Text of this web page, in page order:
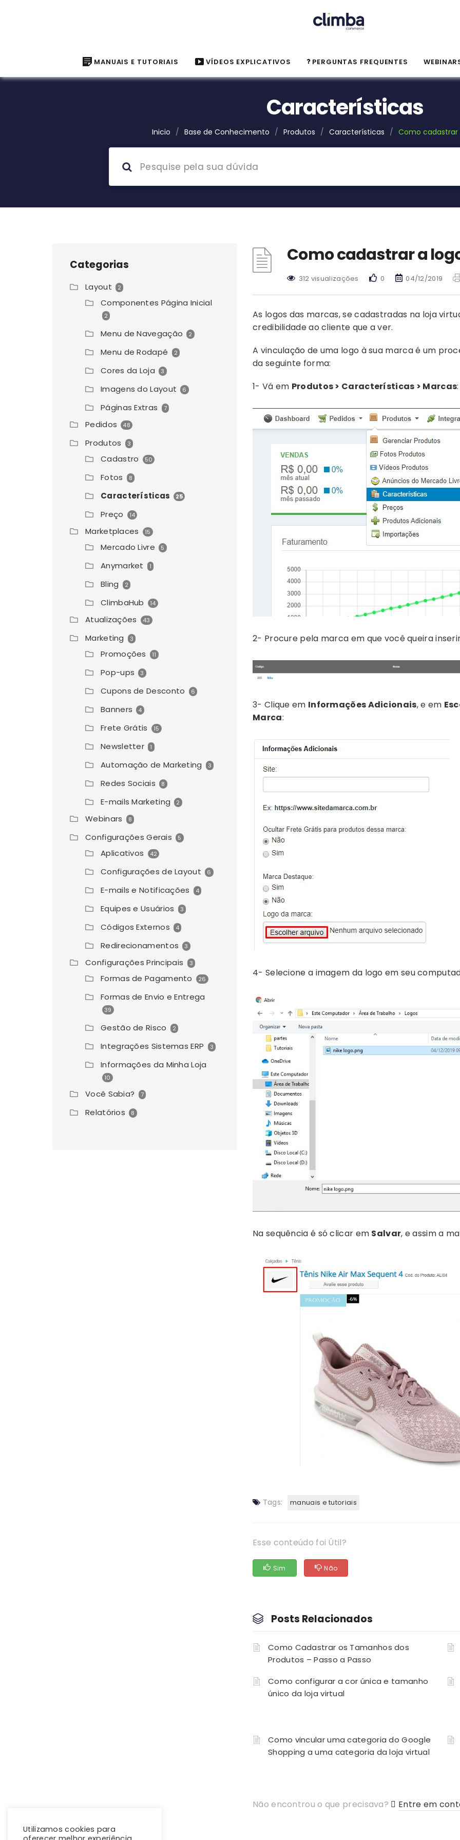
MANUAIS E TUTORIAIS VÍDEOS EXPLICATIVOS PERGUNTAS FREQUENTES
Características
Inicio / Base de Conhecimento / Produtos / Características / Como
Categorias
Layout 2
Componentes Página Inicial
2
Menu de Navegação 2
Menu de Rodapé 2
Cores da Loja 3
Imagens do Layout 6
Páginas Extras 7
Pedidos 48
Produtos 3
Cadastro 50
Fotos 8
Características 25
Preço 14
Marketplaces 15
Mercado Livre 5
Anymarket 1
Bling 2
ClimbaHub 14
Atualizações 43
Marketing 3
Promoções 11
Pop-ups 3
Cupons de Desconto 6
Banners 4
Frete Grátis 15
Newsletter 1
Automação de Marketing 3
Redes Sociais 8
E-mails Marketing 2
Webinars 8
Configurações Gerais 5
Aplicativos 42
Configurações de Layout 6
E-mails e Notificações 4
Equipes e Usuários 3
Códigos Externos 4
Redirecionamentos 3
Configurações Principais 3
Formas de Pagamento 26
Formas de Envio e Entrega
39
Gestão de Risco 2
Integrações Sistemas ERP 3
Informações da Minha Loja
10
Você Sabia? 7
Relatórios 8
Como cadastrar a
312 visualizações 0 04/12/2019
As logos das marcas, se cadastradas na loja
credibilidade ao cliente que a ver.
A vinculação de uma logo à sua marca é um
da seguinte forma:
1- Vá em Produtos > Características > Marcas:
2- Procure pela marca em que você queira
3- Clique em Informações Adicionais, e em
Marca:
4- Selecione a imagem da logo em seu
Na sequência é só clicar em Salvar, e assim a
Tags: manuais e tutoriais
Esse conteúdo foi Útil?
Sim Não
Posts Relacionados
Como Cadastrar os Tamanhos dos
Produtos – Passo a Passo
Como configurar a cor única e tamanho
único da loja virtual
Como vincular uma categoria do Google
Shopping a uma categoria da loja virtual
Não encontrou o que precisava? Entre em
Utilizamos cookies para